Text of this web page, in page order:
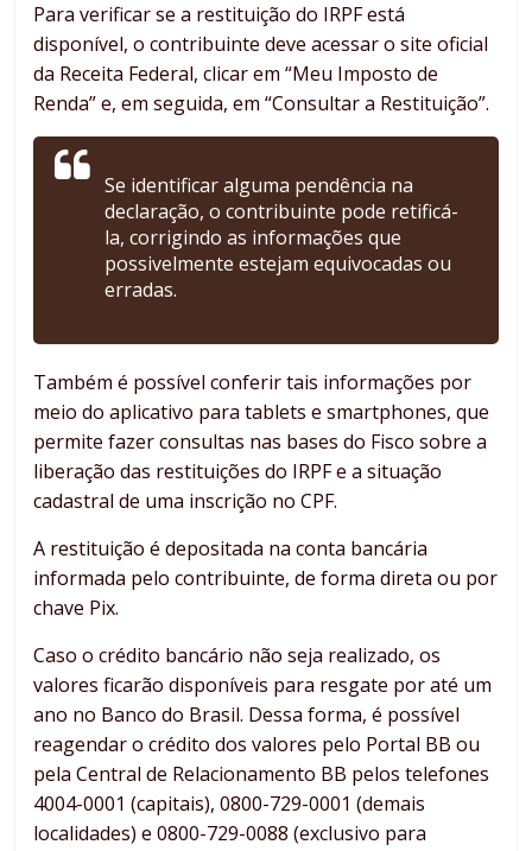
Para verificar se a restituição do IRPF está
disponível, o contribuinte deve acessar o site oficial
da Receita Federal, clicar em “Meu Imposto de
Renda” e, em seguida, em “Consultar a Restituição”.
Se identificar alguma pendência na
declaração, o contribuinte pode retificá-
la, corrigindo as informações que
possivelmente estejam equivocadas ou
erradas.
Também é possível conferir tais informações por
meio do aplicativo para tablets e smartphones, que
permite fazer consultas nas bases do Fisco sobre a
liberação das restituições do IRPF e a situação
cadastral de uma inscrição no CPF.
A restituição é depositada na conta bancária
informada pelo contribuinte, de forma direta ou por
chave Pix.
Caso o crédito bancário não seja realizado, os
valores ficarão disponíveis para resgate por até um
ano no Banco do Brasil. Dessa forma, é possível
reagendar o crédito dos valores pelo Portal BB ou
pela Central de Relacionamento BB pelos telefones
4004-0001 (capitais), 0800-729-0001 (demais
localidades) e 0800-729-0088 (exclusivo para